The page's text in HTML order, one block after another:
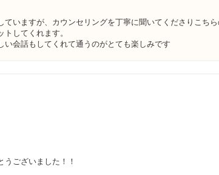
ていますが、カウンセリングを丁寧に聞いてくださりこち
してくれます。
い会話もしてくれて通うのがとても楽しみです
ございました！！